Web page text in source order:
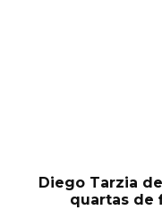
Diego Tarzia
quartas de